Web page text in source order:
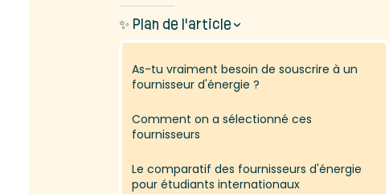
✨ Plan de l'article
As-tu vraiment besoin de souscrire à un
fournisseur d'énergie ?
Comment on a sélectionné ces
fournisseurs
Le comparatif des fournisseurs d'énergie
pour étudiants internationaux